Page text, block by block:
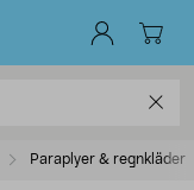
Paraplyer & regnkläder